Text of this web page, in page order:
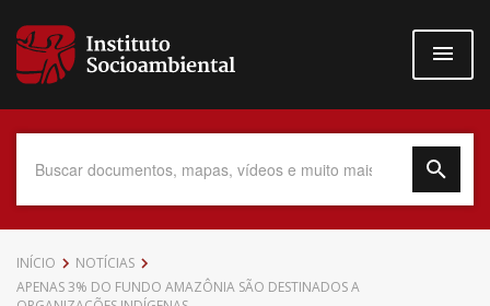
para
conteúdo
Data do Documento
INÍCIO
NOTÍCIAS
APENAS 3% DO FUNDO AMAZÔNIA SÃO DESTINADOS A